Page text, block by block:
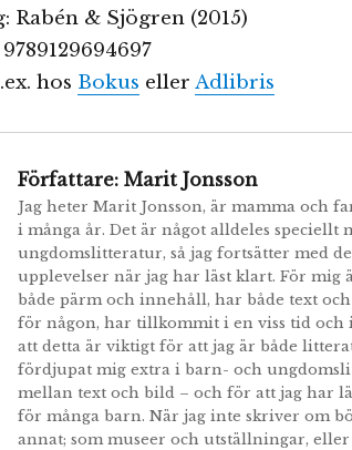
Rabén & Sjögren (2015)
hos Bokus eller Adlibris
Författare:Marit Jonsson
Jag heter Marit Jonsson, är mamma och
i många år. Det är något alldeles speciellt
ungdomslitteratur, så jag fortsätter med
upplevelser när jag har läst klart. För mig
både pärm och innehåll, har både text
för någon, har tillkommit i en viss tid och
att detta är viktigt för att jag är både
fördjupat mig extra i barn- och
mellan text och bild – och för att jag har
för många barn. När jag inte skriver om
annat; som museer och utställningar,